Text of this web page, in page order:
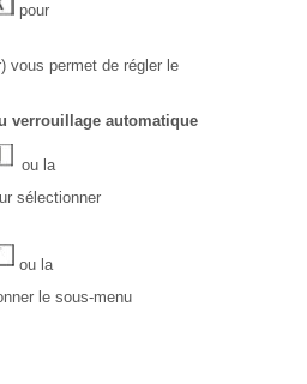
pour
vous permet de régler le
verrouillage automatique
ou la
sélectionner
ou la
le sous-menu